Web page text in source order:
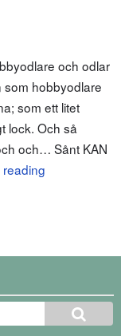
och odlar
som hobbyodlare
som ett litet
lock. Och så
och… Sånt KAN